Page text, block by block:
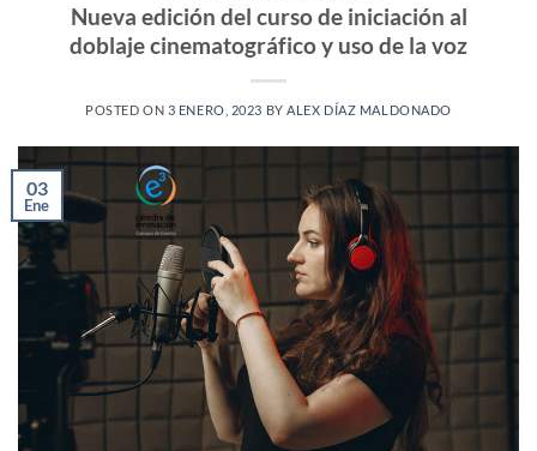
Nueva edición del curso de iniciación al
doblaje cinematográfico y uso de la voz
POSTED ON 3 ENERO, 2023 BYALEX DÍAZ MALDONADO
03
Ene